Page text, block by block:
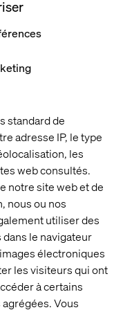
standard de
adresse IP, le type
les
web consultés.
notre site web et de
nous ou nos
utiliser des
le navigateur
électroniques
les visiteurs qui ont
à certains
Vous